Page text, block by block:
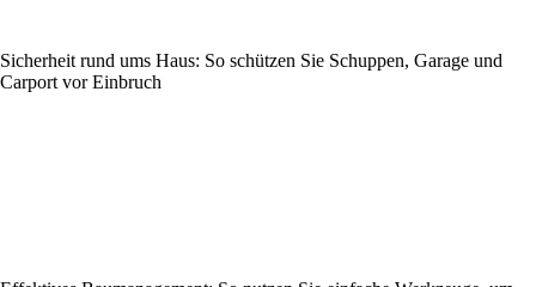
Sicherheit rund ums Haus: So schützen Sie Schuppen, Garage und
Carport vor Einbruch